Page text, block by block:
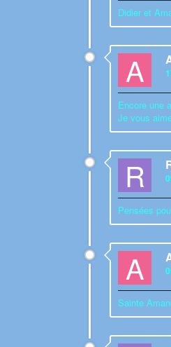
Didier et
A
Encore une
Je vous
R
Pensées
A
Sainte